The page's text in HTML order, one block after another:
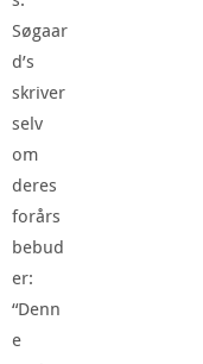
Søgaar
d’s
skriver
selv
om
deres
forårs
bebud
er:
“Denn
e